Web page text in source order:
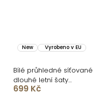
New Vyrobeno v EU
Bílé průhledné síťované
dlouhé letní šaty
LOUVERA
699 Kč